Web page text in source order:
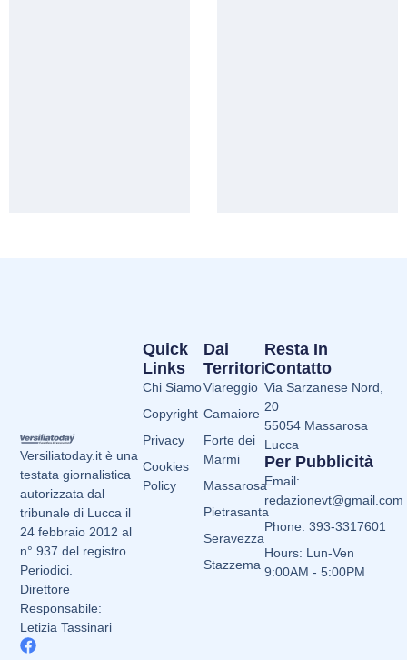
Versiliatoday.it è una
testata giornalistica
autorizzata dal
tribunale di Lucca il
24 febbraio 2012 al
n° 937 del registro
Periodici.
Direttore
Responsabile:
Letizia Tassinari
Dai
Territori
Viareggio
Camaiore
Forte dei
Marmi
Massarosa
Pietrasanta
Seravezza
Stazzema
Quick
Links
Chi Siamo
Copyright
Privacy
Cookies
Policy
Resta In
Contatto
Via Sarzanese Nord,
20
55054 Massarosa
Lucca
Per Pubblicità
Email:
redazionevt@gmail.com
Phone: 393-3317601
Hours: Lun-Ven
9:00AM - 5:00PM